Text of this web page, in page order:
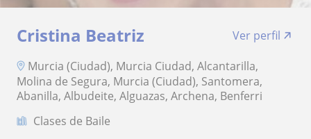
Cristina Beatriz
Ver perfil
Murcia (Ciudad), Murcia Ciudad, Alcantarilla,
Molina de Segura, Murcia (Ciudad), Santomera,
Abanilla, Albudeite, Alguazas, Archena, Benferri
Clases de Baile